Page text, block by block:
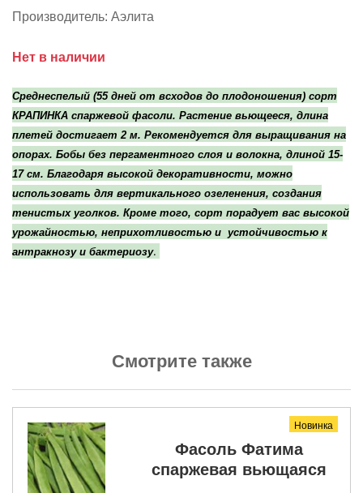
Производитель: Аэлита
Нет в наличии
Среднеспелый (55 дней от всходов до плодоношения) сорт
КРАПИНКА спаржевой фасоли. Растение вьющееся, длина
плетей достигает 2 м. Рекомендуется для выращивания на
опорах. Бобы без пергаментного слоя и волокна, длиной 15-
17 см. Благодаря высокой декоративности, можно
использовать для вертикального озеленения, создания
тенистых уголков. Кроме того, сорт порадует вас высокой
урожайностью, неприхотливостью и устойчивостью к
антракнозу и бактериозу.
Смотрите также
Новинка
Фасоль Фатима
спаржевая вьющаяся